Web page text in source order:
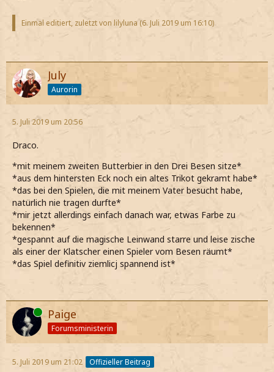
Einmal editiert, zuletzt von lilyluna (6. Juli 2019 um 16:10)
July
Aurorin
5. Juli 2019 um 20:56
Draco.
*mit meinem zweiten Butterbier in den Drei Besen sitze*
*aus dem hintersten Eck noch ein altes Trikot gekramt habe*
*das bei den Spielen, die mit meinem Vater besucht habe,
natürlich nie tragen durfte*
*mir jetzt allerdings einfach danach war, etwas Farbe zu
bekennen*
*gespannt auf die magische Leinwand starre und leise zische
als einer der Klatscher einen Spieler vom Besen räumt*
*das Spiel definitiv ziemlicj spannend ist*
Online Paige
Forumsministerin
5. Juli 2019 um 21:02 Offizieller Beitrag